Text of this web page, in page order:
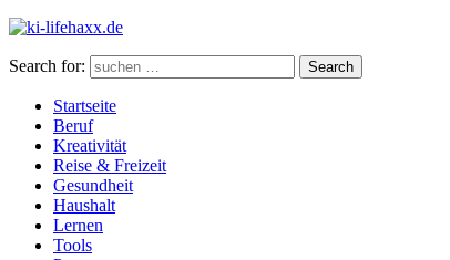
Search for: Search
Startseite
Beruf
Kreativität
Reise & Freizeit
Gesundheit
Haushalt
Lernen
Tools